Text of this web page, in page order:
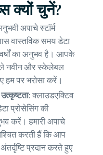
क्यों चुनें?
अपाचे स्टॉर्म
वास्तविक समय डेटा
का अनुभव है। आपके
नवीन और स्केलेबल
हम पर भरोसा करें।
क्लाउडएक्टिव
प्रोसेसिंग की
करें। हमारी अपाचे
करती हैं कि आप
प्रदान करते हुए